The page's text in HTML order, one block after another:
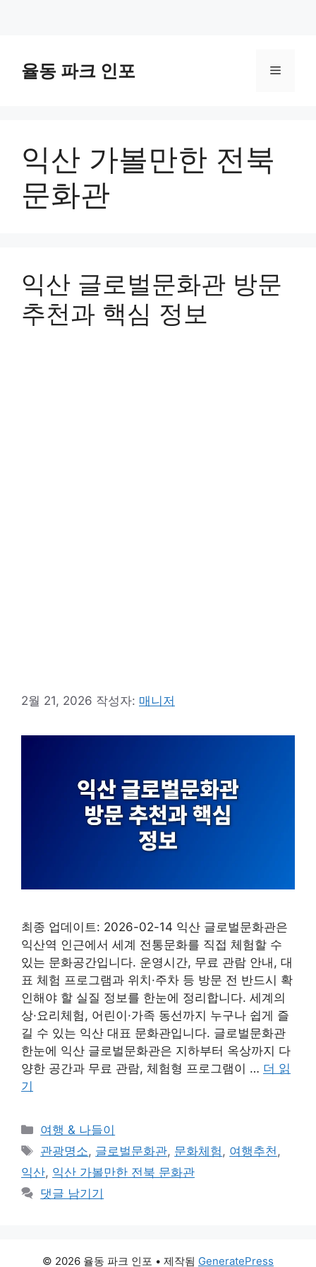
율동 파크 인포 메
익산 가볼만한 전북
문화관
익산 글로벌문화관 방문
추천과 핵심 정보
2월 21, 2026 작성자: 매니저
최종 업데이트: 2026-02-14 익산 글로벌문화관은
익산역 인근에서 세계 전통문화를 직접 체험할 수
있는 문화공간입니다. 운영시간, 무료 관람 안내, 대
표 체험 프로그램과 위치·주차 등 방문 전 반드시 확
인해야 할 실질 정보를 한눈에 정리합니다. 세계의
상·요리체험, 어린이·가족 동선까지 누구나 쉽게 즐
길 수 있는 익산 대표 문화관입니다. 글로벌문화관
한눈에 익산 글로벌문화관은 지하부터 옥상까지 다
양한 공간과 무료 관람, 체험형 프로그램이 … 더 읽
기
카
테
리
여행 & 나들이
태
그
관광명소, 글로벌문화관, 문화체험, 여행추천,
익산, 익산 가볼만한 전북 문화관
댓글 남기기
© 2026 율동 파크 인포 • 제작됨 GeneratePress